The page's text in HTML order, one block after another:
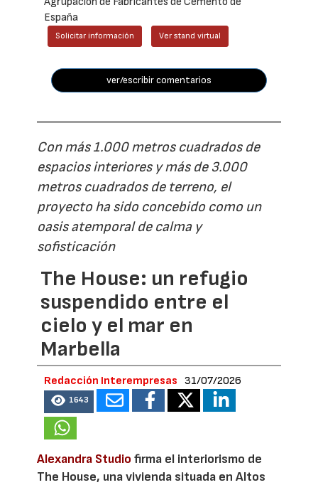
España
Solicitar información Ver stand virtual
ver/escribir comentarios
Con más 1.000 metros cuadrados de
espacios interiores y más de 3.000
metros cuadrados de terreno, el
proyecto ha sido concebido como un
oasis atemporal de calma y
sofisticación
The House: un refugio
suspendido entre el
cielo y el mar en
Marbella
Redacción Interempresas 31/07/2026
1643
Alexandra Studio firma el interiorismo de
The House, una vivienda situada en Altos